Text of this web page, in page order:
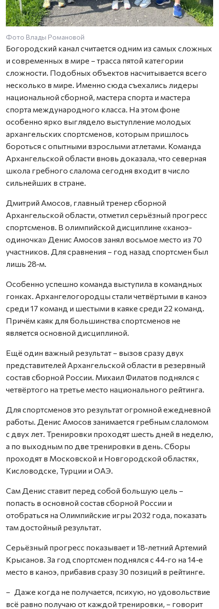
Фото Влады Романовой
Богородский канал считается одним из самых сложных
и современных в мире – трасса пятой категории
сложности. Подобных объектов насчитывается всего
несколько в мире. Именно сюда съехались лидеры
национальной сборной, мастера спорта и мастера
спорта международного класса. На этом фоне
особенно ярко выглядело выступление молодых
архангельских спортсменов, которым пришлось
бороться с опытными взрослыми атлетами. Команда
Архангельской области вновь доказала, что северная
школа гребного слалома сегодня входит в число
сильнейших в стране.
Дмитрий Амосов, главный тренер сборной
Архангельской области, отметил серьёзный прогресс
спортсменов. В олимпийской дисциплине «каноэ-
одиночка» Денис Амосов занял восьмое место из 70
участников. Для сравнения – год назад спортсмен был
лишь 28‑м.
Особенно успешно команда выступила в командных
гонках. Архангелогородцы стали четвёртыми в каноэ
среди 17 команд и шестыми в каяке среди 22 команд.
Причём каяк для большинства спортсменов не
является основной дисциплиной.
Ещё один важный результат – вызов сразу двух
представителей Архангельской области в резервный
состав сборной России. Михаил Филатов поднялся с
четвёртого на третье место национального рейтинга.
Для спортсменов это результат огромной ежедневной
работы. Денис Амосов занимается гребным слаломом
с двух лет. Тренировки проходят шесть дней в неделю,
а по выходным по две тренировки в день. Сборы
проходят в Московской и Новгородской областях,
Кисловодске, Турции и ОАЭ.
Сам Денис ставит перед собой большую цель –
попасть в основной состав сборной России и
отобраться на Олимпийские игры 2032 года, показать
там достойный результат.
Серьёзный прогресс показывает и 18‑летний Артемий
Крысанов. За год спортсмен поднялся с 44‑го на 14‑е
место в каноэ, прибавив сразу 30 позиций в рейтинге.
– Даже когда не получается, психую, но удовольствие
всё равно получаю от каждой тренировки, – говорит